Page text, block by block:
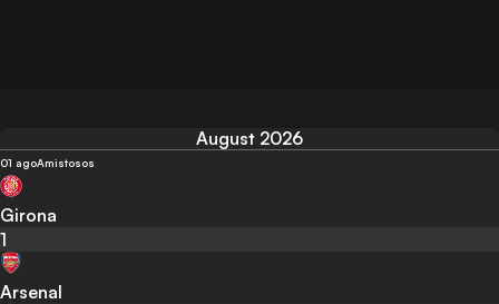
August 2026
01 agoAmistosos
Girona
1
Arsenal